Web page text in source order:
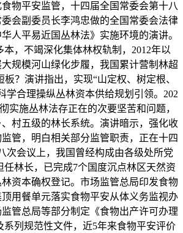
物平安监管，十四届全国常委会第十八
会副委员长李鸿忠做的全国常委会法律
人平易近国丛林法》实施环境的演讲。
本，不竭深化集体林权轨制，2012年以
规模河山绿化步履，我国累计营制林超
板？演讲指出，实现“山定权、树定根、
学合理操纵丛林资本供给规划引领。202
实施丛林法存正在的次要坚苦和问题，
村五级的林长系统。演讲暗示，强化收
管，明白相关部分监管职责，正在十四
次会议上，我国曾经构成由各级处所党
任林长，已完成7个国度沉点林区天然资
资本确权登记。市场监管总局印发食物
用餐单元落实食物平安从体义务监视办
管总局等部分制定《食物出产许可办理
系列规范性文件，近5年来食物平安评价